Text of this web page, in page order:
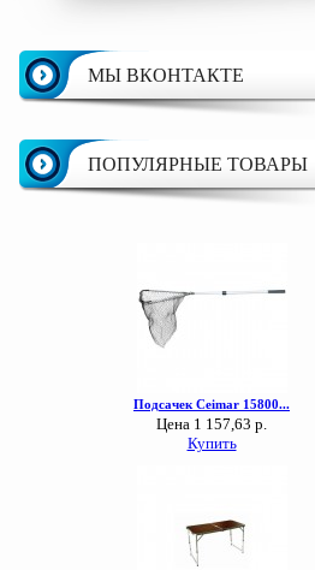
МЫ ВКОНТАКТЕ
ПОПУЛЯРНЫЕ ТОВАРЫ